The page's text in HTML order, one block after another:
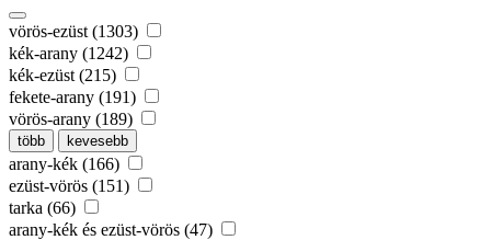
vörös-ezüst (1303)
kék-arany (1242)
kék-ezüst (215)
fekete-arany (191)
vörös-arany (189)
több kevesebb
arany-kék (166)
ezüst-vörös (151)
tarka (66)
arany-kék és ezüst-vörös (47)